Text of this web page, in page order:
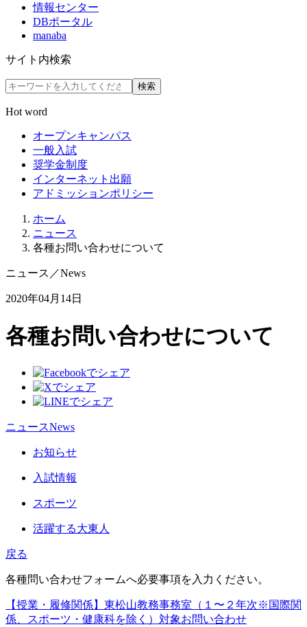
情報センター
DBポータル
manaba
サイト内検索
検索
Hot word
オープンキャンパス
一般入試
奨学金制度
インターネット出願
アドミッションポリシー
ホーム
ニュース
各種お問い合わせについて
ニュース ／News
2020年04月14日
各種お問い合わせについて
ニュースNews
お知らせ
入試情報
スポーツ
活躍する大東人
戻る
各種問い合わせフォームへ必要事項を入力ください。
【授業・履修関係】東松山教務事務室（１〜２年次※国際関
係、スポーツ・健康科を除く）対象お問い合わせ